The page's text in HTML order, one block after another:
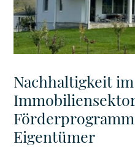
Nachhaltigkeit im
Eigentümer